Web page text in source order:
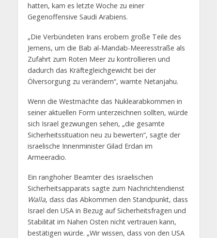
hatten, kam es letzte Woche zu einer
Gegenoffensive Saudi Arabiens.
„Die Verbündeten Irans erobern große Teile des
Jemens, um die Bab al-Mandab-Meeresstraße als
Zufahrt zum Roten Meer zu kontrollieren und
dadurch das Kräftegleichgewicht bei der
Ölversorgung zu verändern“, warnte Netanjahu.
Wenn die Westmächte das Nuklearabkommen in
seiner aktuellen Form unterzeichnen sollten, würde
sich Israel gezwungen sehen, „die gesamte
Sicherheitssituation neu zu bewerten“, sagte der
israelische Innenminister Gilad Erdan im
Armeeradio.
Ein ranghoher Beamter des israelischen
Sicherheitsapparats sagte zum Nachrichtendienst
Walla, dass das Abkommen den Standpunkt, dass
Israel den USA in Bezug auf Sicherheitsfragen und
Stabilität im Nahen Osten nicht vertrauen kann,
bestätigen würde. „Wir wissen, dass von den USA